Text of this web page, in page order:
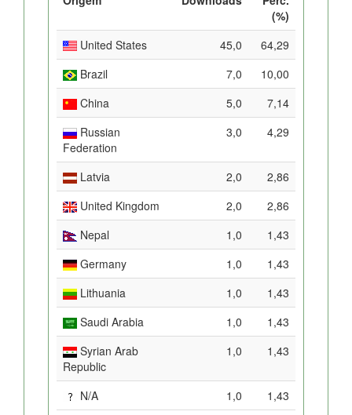
(%)
United States
45,0
64,29
Brazil
7,0
10,00
China
5,0
7,14
Russian
Federation
3,0 4,29
Latvia 2,0
2,86
United Kingdom
2,0
2,86
Nepal
1,0
1,43
Germany
1,0
1,43
Lithuania
1,0
1,43
Saudi Arabia
1,0
1,43
Syrian Arab
Republic
1,0 1,43
N/A 1,0
1,43